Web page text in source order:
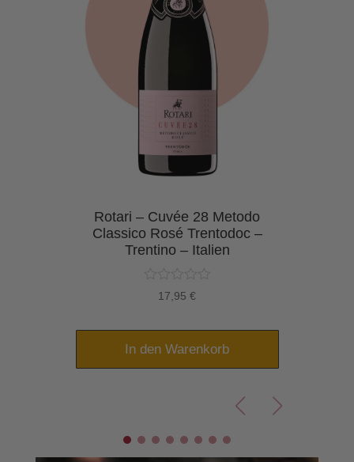
Rotari – Cuvée 28 Metodo
Classico Rosé Trentodoc –
Trentino – Italien
17,95€
In den Warenkorb